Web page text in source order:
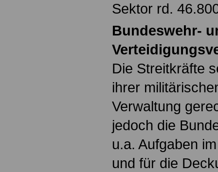
Sektor rd.
Bundeswehr-
Die Streitkräfte
ihrer
Verwaltung
jedoch die
u.a. Aufgaben
und für die